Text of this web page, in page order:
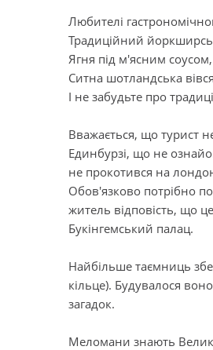
Любителі
Традиційний
Ягня під м'ясним
Ситна шотландська
І не забудьте про
Вважається, що турист
Единбурзі, що не
не прокотився на
Обов'язково потрібно
житель відповість, що
Букінгемський палац.
Найбільше таємниць
кільце). Будувалося
загадок.
Меломани знають